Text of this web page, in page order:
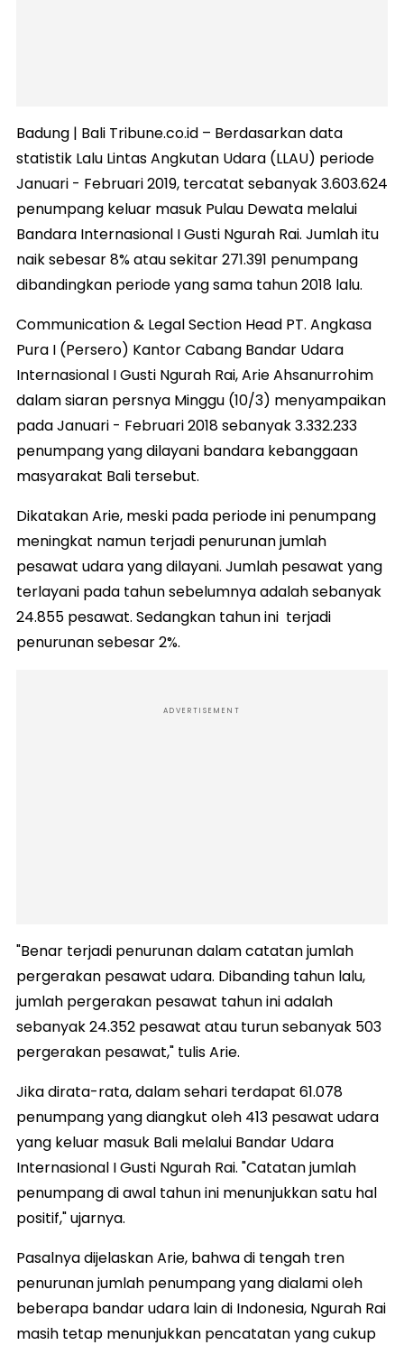
Badung | Bali Tribune.co.id – Berdasarkan data
statistik Lalu Lintas Angkutan Udara (LLAU) periode
Januari - Februari 2019, tercatat sebanyak 3.603.624
penumpang keluar masuk Pulau Dewata melalui
Bandara Internasional I Gusti Ngurah Rai. Jumlah itu
naik sebesar 8% atau sekitar 271.391 penumpang
dibandingkan periode yang sama tahun 2018 lalu.
Communication & Legal Section Head PT. Angkasa
Pura I (Persero) Kantor Cabang Bandar Udara
Internasional I Gusti Ngurah Rai, Arie Ahsanurrohim
dalam siaran persnya Minggu (10/3) menyampaikan
pada Januari - Februari 2018 sebanyak 3.332.233
penumpang yang dilayani bandara kebanggaan
masyarakat Bali tersebut.
Dikatakan Arie, meski pada periode ini penumpang
meningkat namun terjadi penurunan jumlah
pesawat udara yang dilayani. Jumlah pesawat yang
terlayani pada tahun sebelumnya adalah sebanyak
24.855 pesawat. Sedangkan tahun ini terjadi
penurunan sebesar 2%.
ADVERTISEMENT
"Benar terjadi penurunan dalam catatan jumlah
pergerakan pesawat udara. Dibanding tahun lalu,
jumlah pergerakan pesawat tahun ini adalah
sebanyak 24.352 pesawat atau turun sebanyak 503
pergerakan pesawat," tulis Arie.
Jika dirata-rata, dalam sehari terdapat 61.078
penumpang yang diangkut oleh 413 pesawat udara
yang keluar masuk Bali melalui Bandar Udara
Internasional I Gusti Ngurah Rai. "Catatan jumlah
penumpang di awal tahun ini menunjukkan satu hal
positif," ujarnya.
Pasalnya dijelaskan Arie, bahwa di tengah tren
penurunan jumlah penumpang yang dialami oleh
beberapa bandar udara lain di Indonesia, Ngurah Rai
masih tetap menunjukkan pencatatan yang cukup